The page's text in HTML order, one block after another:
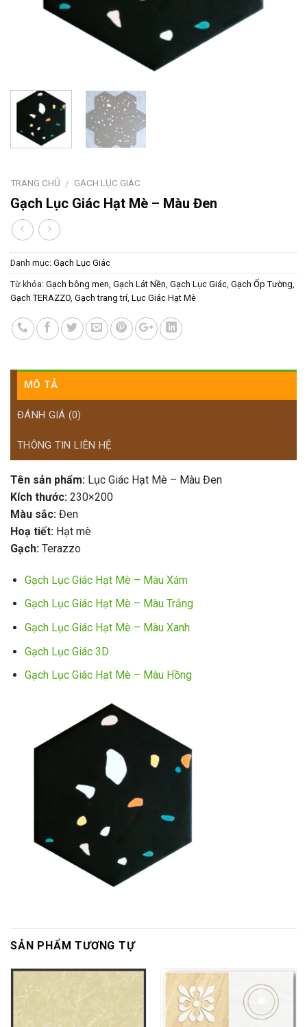
TRANG CHỦ / GẠCH LỤC GIÁC
Gạch Lục Giác Hạt Mè – Màu Đen
Danh mục: Gạch Lục Giác
Từ khóa: Gạch bông men, Gạch Lát Nền, Gạch Lục Giác, Gạch Ốp Tường,
Gạch TERAZZO, Gạch trang trí, Lục Giác Hạt Mè
MÔ TẢ
ĐÁNH GIÁ (0)
THÔNG TIN LIÊN HỆ
Tên sản phẩm: Lục Giác Hạt Mè – Màu Đen
Kích thước: 230×200
Màu sắc: Đen
Hoạ tiết: Hạt mè
Gạch: Terazzo
Gạch Lục Giác Hạt Mè – Màu Xám
Gạch Lục Giác Hạt Mè – Màu Trắng
Gạch Lục Giác Hạt Mè – Màu Xanh
Gạch Lục Giác 3D
Gạch Lục Giác Hạt Mè – Màu Hồng
SẢN PHẨM TƯƠNG TỰ